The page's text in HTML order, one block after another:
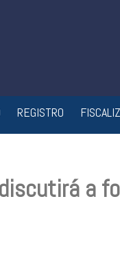
REGISTRO
a